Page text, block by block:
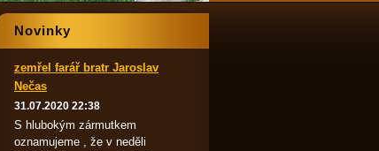
Novinky
zemřel farář bratr Jaroslav
Nečas
31.07.2020 22:38
S hlubokým zármutkem
oznamujeme , že v neděli